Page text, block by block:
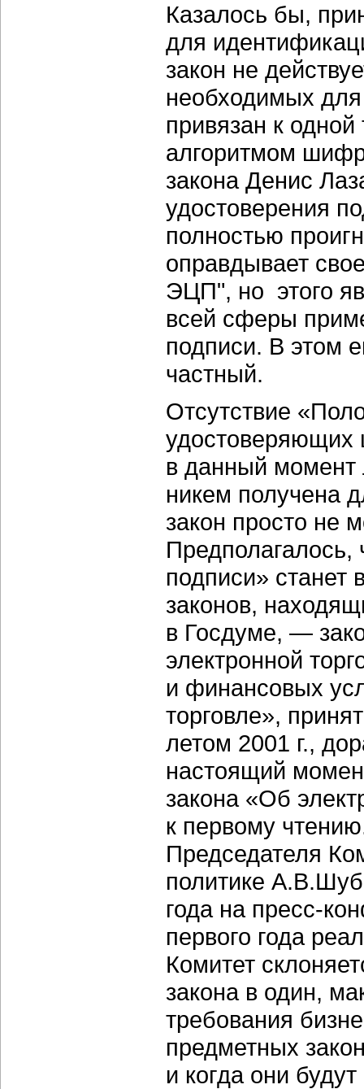
Казалось бы,
для
закон не
необходимых
привязан к
алгоритмом
закона Денис
удостоверения
полностью
оправдывает
ЭЦП", но этого
всей сферы
подписи. В этом
частный.
Отсутствие
удостоверяющих
в данный момент
никем получена
закон просто не
Предполагалось,
подписи» станет
законов,
в Госдуме, —
электронной
и финансовых
торговле»,
летом 2001 г.,
настоящий
закона «Об
к первому
Председателя
политике
года на пресс-
первого года
Комитет
закона в один,
требования
предметных
и когда они